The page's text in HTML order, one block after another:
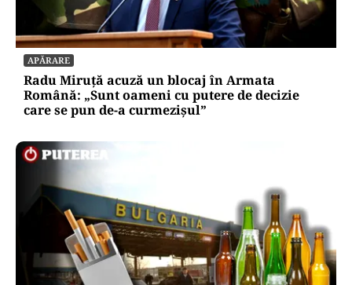
APĂRARE
Radu Miruță acuză un blocaj în Armata
Română: „Sunt oameni cu putere de decizie
care se pun de-a curmezișul”